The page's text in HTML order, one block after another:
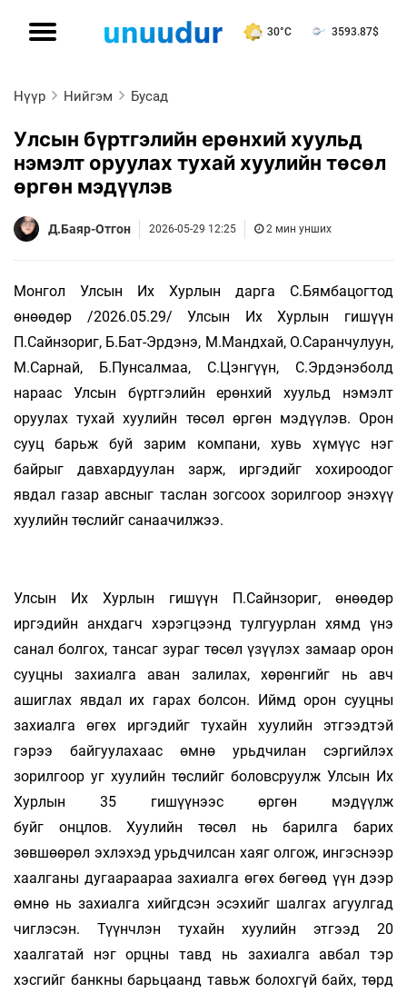
30°C 3593.87$
Нүүр Нийгэм Бусад
Улсын бүртгэлийн ерөнхий хуульд
нэмэлт оруулах тухай хуулийн төсөл
өргөн мэдүүлэв
Д.Баяр-Отгон 2026-05-29 12:25 2 мин унших
Монгол Улсын Их Хурлын дарга С.Бямбацогтод
өнөөдөр /2026.05.29/ Улсын Их Хурлын гишүүн
П.Сайнзориг, Б.Бат-Эрдэнэ, М.Мандхай, О.Саранчулуун,
М.Сарнай, Б.Пунсалмаа, С.Цэнгүүн, С.Эрдэнэболд
нараас Улсын бүртгэлийн ерөнхий хуульд нэмэлт
оруулах тухай хуулийн төсөл өргөн мэдүүлэв. Орон
сууц барьж буй зарим компани, хувь хүмүүс нэг
байрыг давхардуулан зарж, иргэдийг хохироодог
явдал газар авсныг таслан зогсоох зорилгоор энэхүү
хуулийн төслийг санаачилжээ.
Улсын Их Хурлын гишүүн П.Сайнзориг, өнөөдөр
иргэдийн анхдагч хэрэгцээнд тулгуурлан хямд үнэ
санал болгох, тансаг зураг төсөл үзүүлэх замаар орон
сууцны захиалга аван залилах, хөрөнгийг нь авч
ашиглах явдал их гарах болсон. Иймд орон сууцны
захиалга өгөх иргэдийг тухайн хуулийн этгээдтэй
гэрээ байгуулахаас өмнө урьдчилан сэргийлэх
зорилгоор уг хуулийн төслийг боловсруулж Улсын Их
Хурлын 35 гишүүнээс өргөн мэдүүлж
буйг онцлов. Хуулийн төсөл нь барилга барих
зөвшөөрөл эхлэхэд урьдчилсан хаяг олгож, ингэснээр
хаалганы дугаараараа захиалга өгөх бөгөөд үүн дээр
өмнө нь захиалга хийгдсэн эсэхийг шалгах агуулгад
чиглэсэн. Түүнчлэн тухайн хуулийн этгээд 20
хаалгатай нэг орцны тавд нь захиалга авбал тэр
хэсгийг банкны барьцаанд тавьж болохгүй байх, төрд